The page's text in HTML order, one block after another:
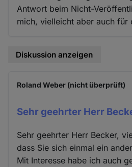
Antwort beim Nicht-
mich, vielleicht aber auch für
Diskussion anzeigen
Roland Weber (nicht überprüft)
Sehr geehrter Herr
Sehr geehrter Herr Becker,
dass Sie sich einmal ein
Mit Interesse habe ich auch